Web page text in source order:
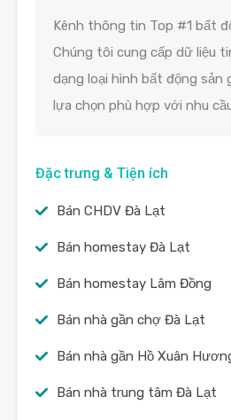
Kênh thông tin Top #1 bất
Chúng tôi cung cấp dữ liệu
dạng loại hình bất động sản
lựa chọn phù hợp với nhu
Đặc trưng & Tiện ích
Bán CHDV Đà Lạt
Bán homestay Đà Lạt
Bán homestay Lâm Đồng
Bán nhà gần chợ Đà Lạt
Bán nhà gần Hồ Xuân
Bán nhà trung tâm Đà Lạt